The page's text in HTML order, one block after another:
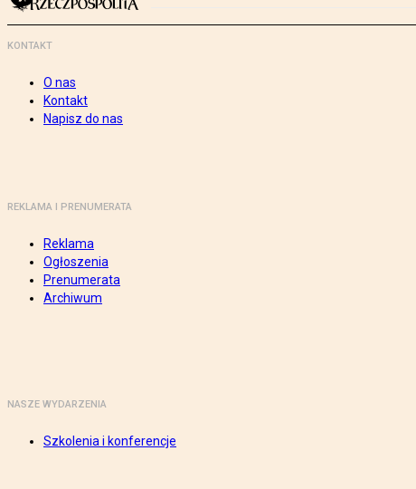
KONTAKT
O nas
Kontakt
Napisz do nas
REKLAMA I PRENUMERATA
Reklama
Ogłoszenia
Prenumerata
Archiwum
NASZE WYDARZENIA
Szkolenia i konferencje